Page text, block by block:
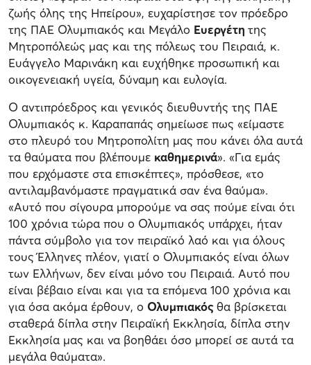
ζωής όλης της Ηπείρου», ευχαρίστησε τον πρόεδρο
της ΠΑΕ Ολυμπιακός και Μεγάλο Ευεργέτη της
Μητροπόλεώς μας και της πόλεως του Πειραιά, κ.
Ευάγγελο Μαρινάκη και ευχήθηκε προσωπική και
οικογενειακή υγεία, δύναμη και ευλογία.
Ο αντιπρόεδρος και γενικός διευθυντής της ΠΑΕ
Ολυμπιακός κ. Καραπαπάς σημείωσε πως «είμαστε
στο πλευρό του Μητροπολίτη μας που κάνει όλα αυτά
τα θαύματα που βλέπουμε καθημερινά». «Για εμάς
που ερχόμαστε στα επισκέπτες», πρόσθεσε, «το
αντιλαμβανόμαστε πραγματικά σαν ένα θαύμα».
«Αυτό που σίγουρα μπορούμε να σας πούμε είναι ότι
100 χρόνια τώρα που ο Ολυμπιακός υπάρχει, ήταν
πάντα σύμβολο για τον πειραϊκό λαό και για όλους
τους Έλληνες πλέον, γιατί ο Ολυμπιακός είναι όλων
των Ελλήνων, δεν είναι μόνο του Πειραιά. Αυτό που
είναι βέβαιο είναι και για τα επόμενα 100 χρόνια και
για όσα ακόμα έρθουν, ο Ολυμπιακόςθα βρίσκεται
σταθερά δίπλα στην Πειραϊκή Εκκλησία, δίπλα στην
Εκκλησία μας και να βοηθάει όσο μπορεί σε αυτά τα
μεγάλα θαύματα».